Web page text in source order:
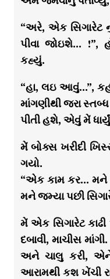
“અરે, એક સિગારેટ
પીવા જોઇશે… !”,
કહ્યું.
“હા, લઇ આવું…”,
માંગણીથી જરા
પીતી હશે, એવું મેં
મેં બોક્સ ખરીદી
ગયો.
“એક કામ કર… મને
મને જમ્યા પછી
મેં એક સિગારેટ
દબાવી, માચીસ
અને ચાલુ કરી,
આરામથી કશ ખેંચી